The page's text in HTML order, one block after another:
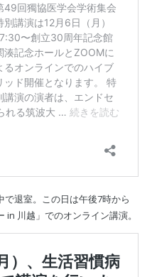
退室。この日は午後7時から
川越」でのオンライン講演。